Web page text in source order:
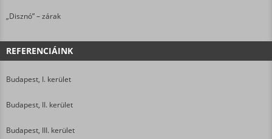
„Disznó” – zárak
REFERENCIÁINK
Budapest, I. kerület
Budapest, II. kerület
Budapest, III. kerület